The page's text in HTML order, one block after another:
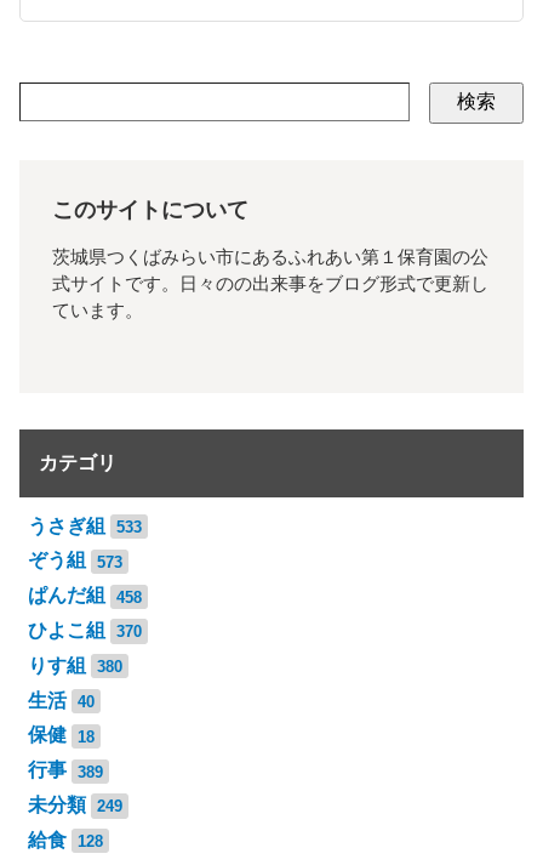
検索
このサイトについて
茨城県つくばみらい市にあるふれあい第１保育園の公
式サイトです。日々のの出来事をブログ形式で更新し
ています。
カテゴリ
うさぎ組 533
ぞう組 573
ぱんだ組 458
ひよこ組 370
りす組 380
生活 40
保健 18
行事 389
未分類 249
給食 128